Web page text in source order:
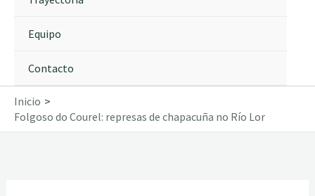
Equipo
Contacto
Inicio
Folgoso do Courel: represas de chapacuña no Río Lor